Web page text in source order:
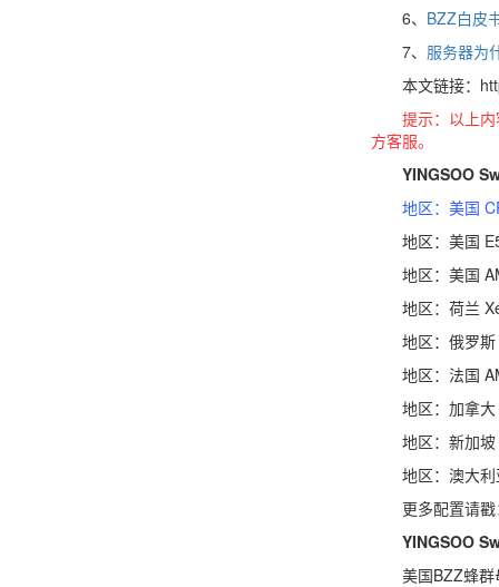
6、 BZZ白皮
7、 服务器为
本文链接：
提示：以上
方客服。
YINGSOO
地区：美国
地区：美国 E5-
地区：美国
地区：荷兰
地区：俄罗斯
地区：法国
地区：加拿大
地区：新加坡
地区：澳大利
更多配置请戳
YINGSOO
美国BZZ蜂群